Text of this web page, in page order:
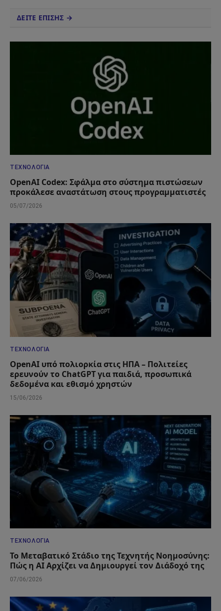
ΔΕΙΤΕ ΕΠΙΣΗΣ →
ΤΕΧΝΟΛΟΓΊΑ
OpenAI Codex: Σφάλμα στο σύστημα πιστώσεων
προκάλεσε αναστάτωση στους προγραμματιστές
05/07/2026
ΤΕΧΝΟΛΟΓΊΑ
OpenAI υπό πολιορκία στις ΗΠΑ – Πολιτείες
ερευνούν το ChatGPT για παιδιά, προσωπικά
δεδομένα και εθισμό χρηστών
15/06/2026
ΤΕΧΝΟΛΟΓΊΑ
Το Μεταβατικό Στάδιο της Τεχνητής Νοημοσύνης:
Πώς η AI Αρχίζει να Δημιουργεί τον Διάδοχό της
07/06/2026